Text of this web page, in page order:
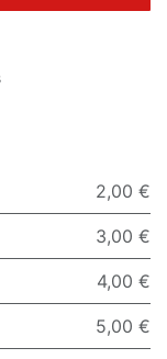
2,00 €
3,00 €
4,00 €
5,00 €